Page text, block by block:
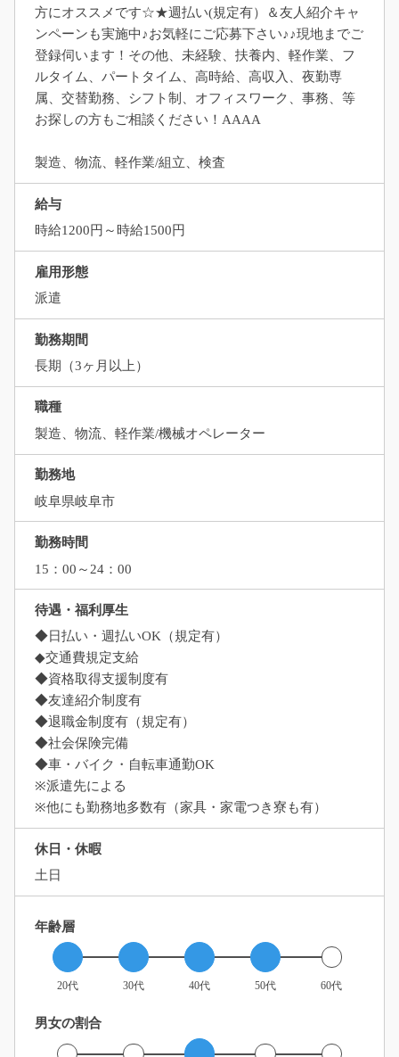
方にオススメです☆★週払い(規定有）＆友人紹介キャ
ンペーンも実施中♪お気軽にご応募下さい♪♪現地までご
登録伺います！その他、未経験、扶養内、軽作業、フ
ルタイム、パートタイム、高時給、高収入、夜勤専
属、交替勤務、シフト制、オフィスワーク、事務、等
お探しの方もご相談ください！AAAA
製造、物流、軽作業/組立、検査
給与
時給1200円～時給1500円
雇用形態
派遣
勤務期間
長期（3ヶ月以上）
職種
製造、物流、軽作業/機械オペレーター
勤務地
岐阜県岐阜市
勤務時間
15：00～24：00
待遇・福利厚生
◆日払い・週払いOK（規定有）
◆交通費規定支給
◆資格取得支援制度有
◆友達紹介制度有
◆退職金制度有（規定有）
◆社会保険完備
◆車・バイク・自転車通勤OK
※派遣先による
※他にも勤務地多数有（家具・家電つき寮も有）
休日・休暇
土日
年齢層
20代 30代 40代 50代 60代
男女の割合